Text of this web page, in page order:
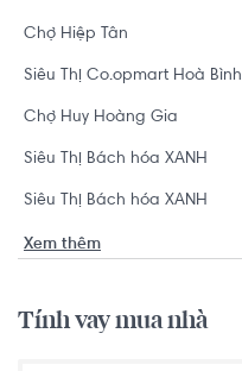
Chợ Hiệp Tân
Siêu Thị Co.opmart Hoà Bình
Chợ Huy Hoàng Gia
Siêu Thị Bách hóa XANH
Siêu Thị Bách hóa XANH
Xem thêm
Tính vay mua nhà